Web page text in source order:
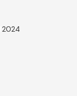
2024